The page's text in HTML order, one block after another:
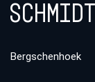
Bergschenhoek